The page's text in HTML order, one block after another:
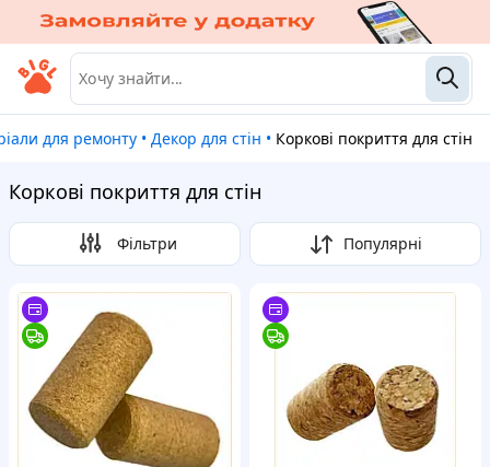
для ремонту • Декор для стін • Коркові покриття для стін
Коркові покриття для стін
Фільтри Популярні